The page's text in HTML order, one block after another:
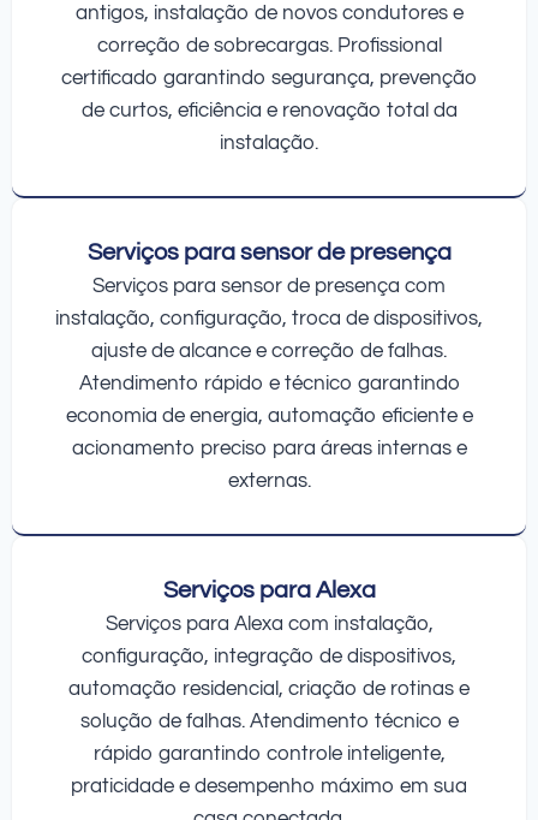
antigos, instalação de novos condutores e
correção de sobrecargas. Profissional
certificado garantindo segurança, prevenção
de curtos, eficiência e renovação total da
instalação.
Serviços para sensor de presença
Serviços para sensor de presença com
instalação, configuração, troca de dispositivos,
ajuste de alcance e correção de falhas.
Atendimento rápido e técnico garantindo
economia de energia, automação eficiente e
acionamento preciso para áreas internas e
externas.
Serviços para Alexa
Serviços para Alexa com instalação,
configuração, integração de dispositivos,
automação residencial, criação de rotinas e
solução de falhas. Atendimento técnico e
rápido garantindo controle inteligente,
praticidade e desempenho máximo em sua